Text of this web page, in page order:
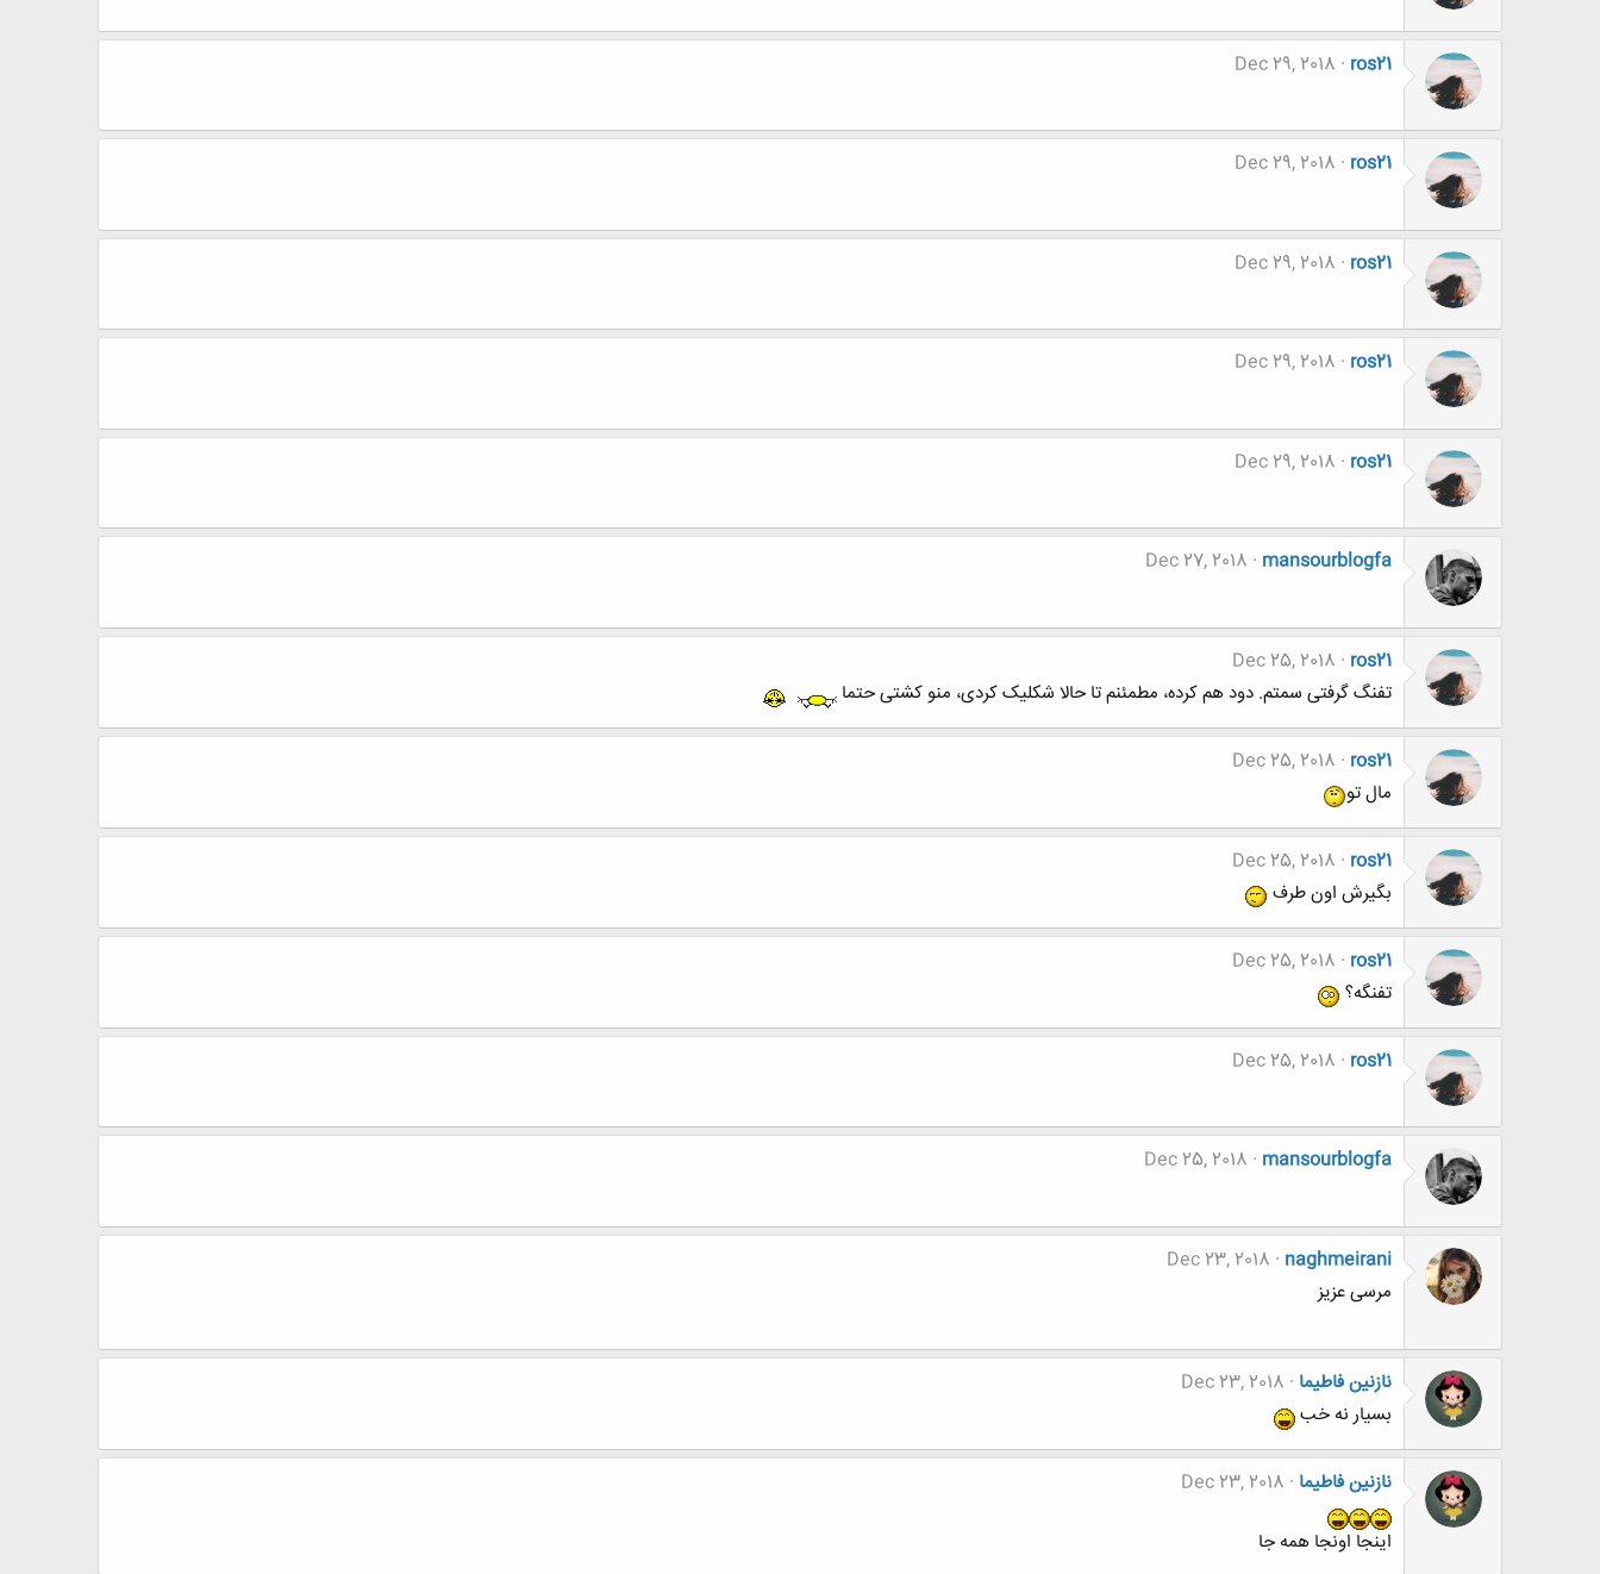
ros21
Dec 29, 2018
ros21
Dec 29, 2018
ros21
Dec 29, 2018
ros21
Dec 29, 2018
ros21
Dec 29, 2018
mansourblogfa
Dec 27, 2018
ros21
Dec 25, 2018
تفنگ گرفتی سمتم. دود هم کرده، مطمئنم تا حالا شکلیک کردی، منو کشتی حتما
ros21
Dec 25, 2018
مال تو
ros21
Dec 25, 2018
بگیرش اون طرف
ros21
Dec 25, 2018
تفنگه؟
ros21
Dec 25, 2018
mansourblogfa
Dec 25, 2018
naghmeirani
Dec 23, 2018
مرسی عزیز
نازنین فاطیما Dec 23, 2018
بسیار نه خب
نازنین فاطیما Dec 23, 2018
اینجا اونجا همه جا